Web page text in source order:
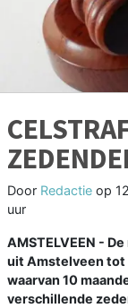
Door Redactie op
uur
AMSTELVEEN -
uit Amstelveen tot
waarvan 10
verschillende